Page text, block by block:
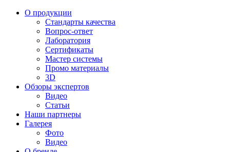
О продукции
Стандарты качества
Вопрос-ответ
Лаборатория
Сертификаты
Мастер системы
Промо материалы
3D
Обзоры экспертов
Видео
Статьи
Наши партнеры
Галерея
Фото
Видео